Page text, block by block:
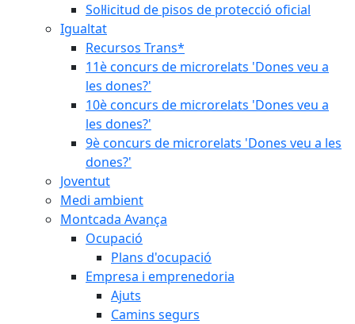
Sol·licitud de pisos de protecció oficial
Igualtat
Recursos Trans*
11è concurs de microrelats 'Dones veu a
les dones?'
10è concurs de microrelats 'Dones veu a
les dones?'
9è concurs de microrelats 'Dones veu a les
dones?'
Joventut
Medi ambient
Montcada Avança
Ocupació
Plans d'ocupació
Empresa i emprenedoria
Ajuts
Camins segurs